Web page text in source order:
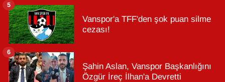
Vanspor'a TFF'den şok puan silme
cezası!
5
Şahin Aslan, Vanspor Başkanlığını
Özgür İreç İlhan'a Devretti
6